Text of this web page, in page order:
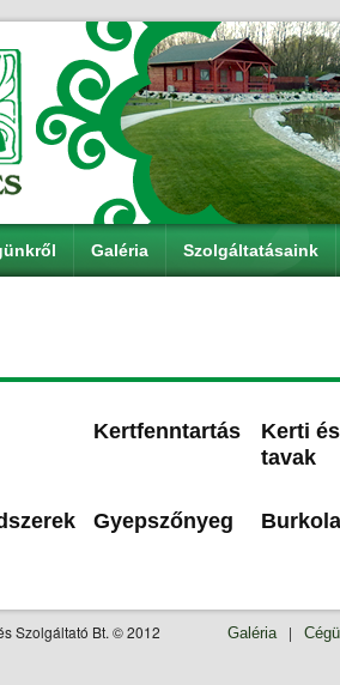
Galéria Szolgáltatásaink
Kertfenntartás
Kerti
tavak
Gyepszőnyeg
Szolgáltató Bt. © 2012 |
Galéria